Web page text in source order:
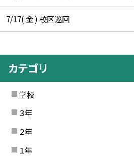
7/17( 金 ) 校区巡回
カテゴリ
学校
３年
２年
１年